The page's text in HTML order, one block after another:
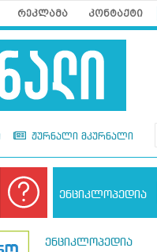
რეკლამა კონტაქტი
ჟურნალი მკურნალი
ენციკლოპედია
ენციკლოპედია